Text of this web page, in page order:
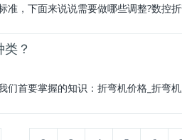
准，下面来说说需要做哪些调整?
？
们首要掌握的知识： 折弯机价格 _折弯